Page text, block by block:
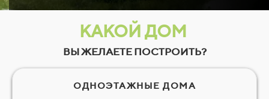
КАКОЙ ДОМ
ВЫ ЖЕЛАЕТЕ ПОСТРОИТЬ?
ОДНОЭТАЖНЫЕ ДОМА